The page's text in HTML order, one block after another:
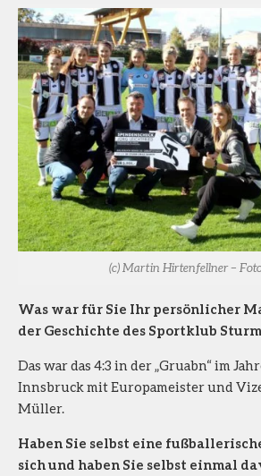
(c) Martin Hirtenfellner –
Was war für Sie Ihr persönlicher
der Geschichte des Sportklub
Das war das 4:3 in der „Gruabn“ im
Innsbruck mit Europameister und
Müller.
Haben Sie selbst eine
sich und haben Sie selbst einmal